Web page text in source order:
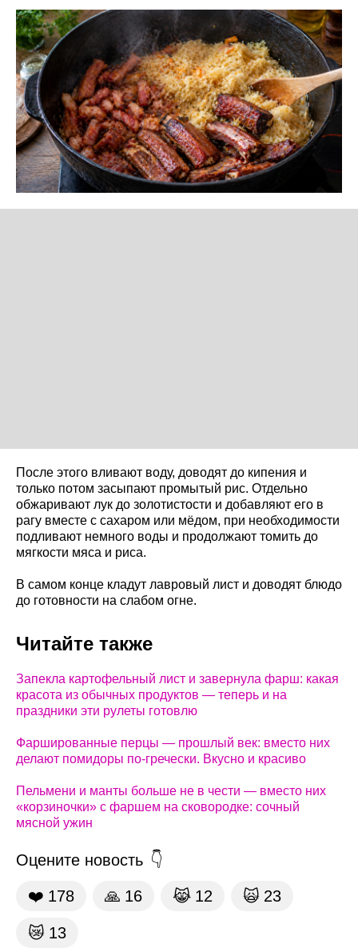
После этого вливают воду, доводят до кипения и
только потом засыпают промытый рис. Отдельно
обжаривают лук до золотистости и добавляют его в
рагу вместе с сахаром или мёдом, при необходимости
подливают немного воды и продолжают томить до
мягкости мяса и риса.
В самом конце кладут лавровый лист и доводят блюдо
до готовности на слабом огне.
Читайте также
Запекла картофельный лист и завернула фарш: какая
красота из обычных продуктов — теперь и на
праздники эти рулеты готовлю
Фаршированные перцы — прошлый век: вместо них
делают помидоры по-гречески. Вкусно и красиво
Пельмени и манты больше не в чести — вместо них
«корзиночки» с фаршем на сковородке: сочный
мясной ужин
Оцените новость
❤️ 178 🙏 16 😹 12 🙀 23
😿 13